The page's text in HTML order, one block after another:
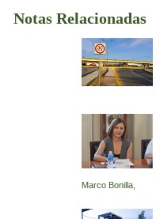
Notas Relacionadas
Marco Bonilla,